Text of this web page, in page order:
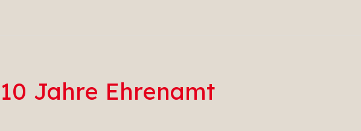
10 Jahre Ehrenamt
Ehrenamt